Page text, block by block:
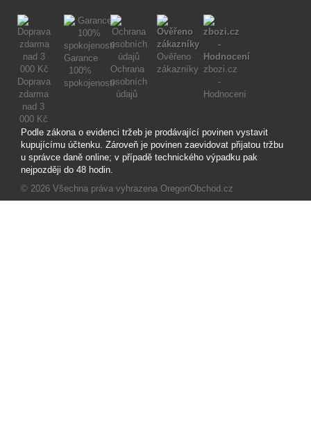
Podle zákona o evidenci tržeb je prodávající povinen vystavit
kupujícímu účtenku. Zároveň je povinen zaevidovat přijatou tržbu
u správce daně online; v případě technického výpadku pak
nejpozději do 48 hodin.
© 2026 Všechna práva vyhrazena OregonObchod.cz
Doprava
zdarma
nad 3
000 Kč
Garance
100%
spokojenosti
Ochrana
osobních
údajů
Ověřeno
zákazníky zbozi.cz
-
Hodnocení